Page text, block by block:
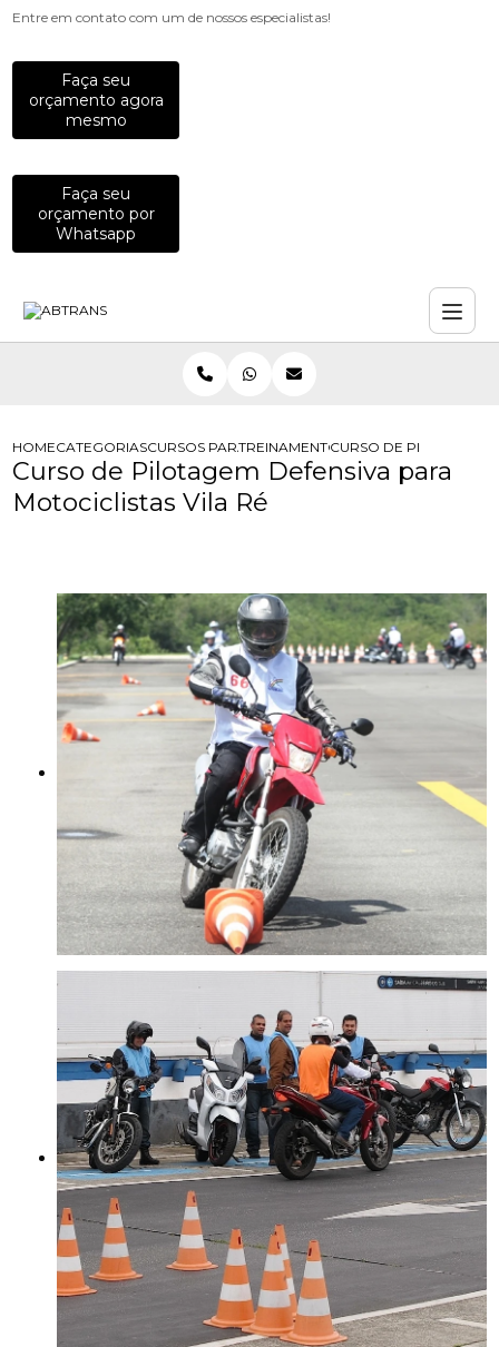
Entre em contato com um de nossos especialistas!
Faça seu
orçamento agora
mesmo
Faça seu
orçamento por
Whatsapp
HOMECATEGORIASCURSOS PARA MOTOCICLISTAS
TREINAMENTO DE DIRECAO
CURSO DE PILOTAGEM
Curso de Pilotagem Defensiva para
Motociclistas Vila Ré